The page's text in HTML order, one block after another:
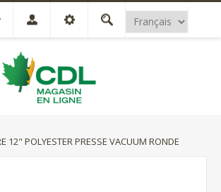
12" POLYESTER PRESSE VACUUM RONDE